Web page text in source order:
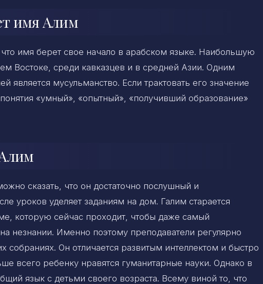
имя Алим
имя берет свое начало в арабском языке. Наибольшую
Востоке, среди кавказцев и в средней Азии. Одним
является мусульманство. Если трактовать его значение
«умный», «опытный», «получивший образование»
сказать, что он достаточно послушный и
уроков уделяет заданиям на дом. Галим старается
которую сейчас проходит, чтобы даже самый
незнании. Именно поэтому преподаватели регулярно
собраниях. Он отличается развитым интеллектом и быстро
всего ребенку нравятся гуманитарные науки. Однако в
язык с детьми своего возраста. Всему виной то, что